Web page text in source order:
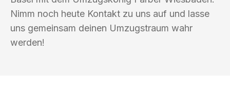
Nimm noch heute Kontakt zu uns auf und lasse
uns gemeinsam deinen Umzugstraum wahr
werden!